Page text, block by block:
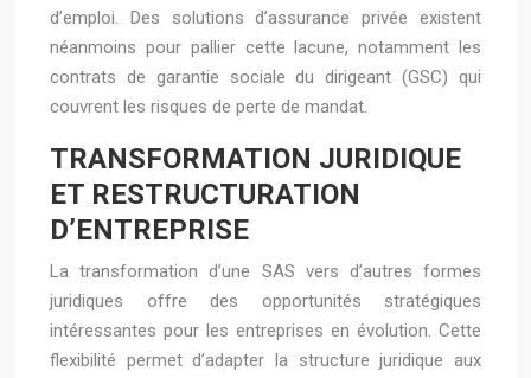
d’emploi. Des solutions d’assurance privée existent
néanmoins pour pallier cette lacune, notamment les
contrats de garantie sociale du dirigeant (GSC) qui
couvrent les risques de perte de mandat.
TRANSFORMATION JURIDIQUE
ET RESTRUCTURATION
D’ENTREPRISE
La transformation d’une SAS vers d’autres formes
juridiques offre des opportunités stratégiques
intéressantes pour les entreprises en évolution. Cette
flexibilité permet d’adapter la structure juridique aux